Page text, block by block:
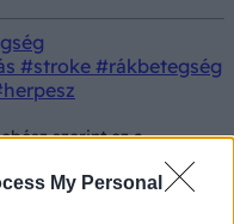
My Personal
#stroke #rákbetegség
szerint ez a
halál” – Kerülje el
ezt a népszerű italt!